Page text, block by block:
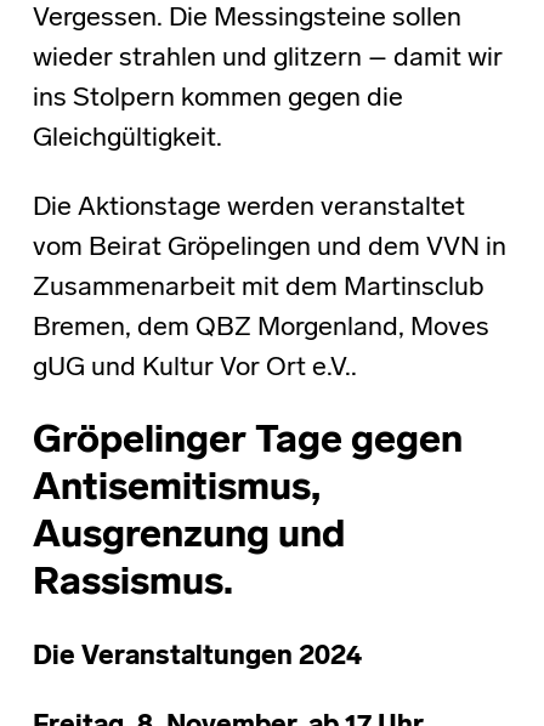
Vergessen. Die Messingsteine sollen
wieder strahlen und glitzern – damit wir
ins Stolpern kommen gegen die
Gleichgültigkeit.
Die Aktionstage werden veranstaltet
vom Beirat Gröpelingen und dem VVN in
Zusammenarbeit mit dem Martinsclub
Bremen, dem QBZ Morgenland, Moves
gUG und Kultur Vor Ort e.V..
Gröpelinger Tage gegen
Antisemitismus,
Ausgrenzung und
Rassismus.
Die Veranstaltungen 2024